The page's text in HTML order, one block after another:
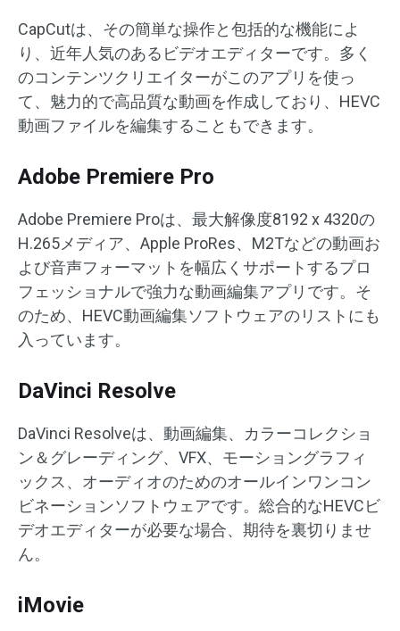
CapCutは、その簡単な操作と包括的な機能によ
り、近年人気のあるビデオエディターです。多く
のコンテンツクリエイターがこのアプリを使っ
て、魅力的で高品質な動画を作成しており、HEVC
動画ファイルを編集することもできます。
Adobe Premiere Pro
Adobe Premiere Proは、最大解像度8192 x 4320の
H.265メディア、Apple ProRes、M2Tなどの動画お
よび音声フォーマットを幅広くサポートするプロ
フェッショナルで強力な動画編集アプリです。そ
のため、HEVC動画編集ソフトウェアのリストにも
入っています。
DaVinci Resolve
DaVinci Resolveは、動画編集、カラーコレクショ
ン＆グレーディング、VFX、モーショングラフィ
ックス、オーディオのためのオールインワンコン
ビネーションソフトウェアです。総合的なHEVCビ
デオエディターが必要な場合、期待を裏切りませ
ん。
iMovie